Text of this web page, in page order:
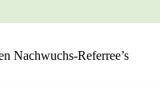
Nachwuchs-Referree’s